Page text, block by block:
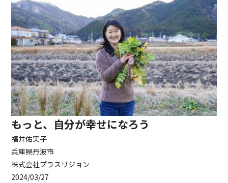
もっと、自分が幸せになろう
福井佑実子
兵庫県丹波市
株式会社プラスリジョン
2024/03/27